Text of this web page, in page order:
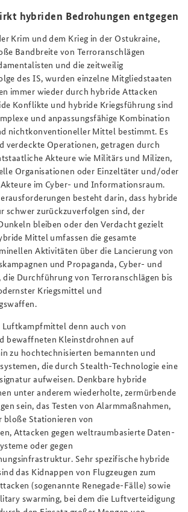
hybriden Bedrohungen entgegen
Krim und dem Krieg in der Ostukraine,
Bandbreite von Terroranschlägen
und die zeitweilig
des IS, wurden einzelne Mitgliedstaaten
immer wieder durch hybride Attacken
Konflikte und hybride Kriegsführung sind
und anpassungsfähige Kombination
nichtkonventioneller Mittel bestimmt. Es
verdeckte Operationen, getragen durch
Akteure wie Militärs und Milizen,
Organisationen oder Einzeltäter und/oder
im Cyber- und Informationsraum.
besteht darin, dass hybride
schwer zurückzuverfolgen sind, der
bleiben oder den Verdacht gezielt
Mittel umfassen die gesamte
Aktivitäten über die Lancierung von
und Propaganda, Cyber- und
Durchführung von Terroranschlägen bis
Kriegsmittel und
Luftkampfmittel denn auch von
bewaffneten Kleinstdrohnen auf
zu hochtechnisierten bemannten und
die durch Stealth-Technologie eine
aufweisen. Denkbare hybride
unter anderem wiederholte, zermürbende
sein, das Testen von Alarmmaßnahmen,
bloße Stationieren von
Attacken gegen weltraumbasierte Daten-
oder gegen
Sehr spezifische hybride
das Kidnappen von Flugzeugen zum
(sogenannte Renegade-Fälle) sowie
swarming, bei dem die Luftverteidigung